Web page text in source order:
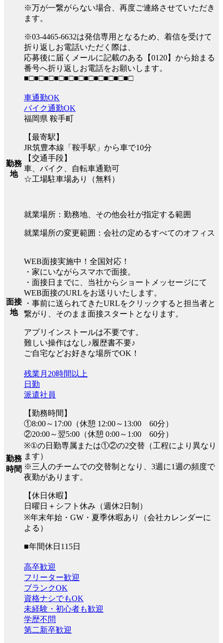
※万が一繋がらない場合、再度ご連絡させていただき
ます。
※03-4465-6632は発信専用となるため、着信を受けて
折り返しお電話いただく際は、
応募後に届くメールに記載のある【0120】から始まる
番号へ折り返しお電話をお願いします。
■□■□■□■□■□■□■□■□■□■□■□
勤務
地
車通勤OK
バイク通勤OK
福岡県 鞍手町
【最寄駅】
JR筑豊本線「鞍手駅」から車で10分
【交通手段】
車、バイク、自転車通勤可
☆工場駐車場あり（無料）
就業場所：勤務地、その他会社が指定する範囲
就業場所の変更範囲：会社の定めるすべてのオフィス
面接
地
WEB面接実施中！全国対応！
・家にいながらスマホで面接。
・面接日までに、当社からショートメッセージにて
WEB面接のURLをお送りいたします。
・事前に送られてきたURLをクリックすると担当者と
繋がり、そのまま面接スタートとなります。
アプリインストールは不要です。
難しい操作はなし♪履歴書不要♪
ご自宅などお好きな場所でOK！
勤務
時間
残業月20時間以上
日勤
派遣社員
【勤務時間】
①8:00～17:00（休憩 12:00～13:00 60分）
②20:00～翌5:00（休憩 0:00～1:00 60分）
※①の日勤専属または①②の2交替（工程により異なり
ます）
※三人のチームでの交替制となり、3週に1週の頻度で
夜勤があります。
【休日休暇】
日曜日＋シフト休み（週休2日制）
※年末年始・GW・夏季休暇あり（会社カレンダーに
よる）
■年間休日115日
高卒歓迎
フリーター歓迎
ブランクOK
資格ナシでもOK
未経験・初心者も歓迎
学歴不問
第二新卒歓迎